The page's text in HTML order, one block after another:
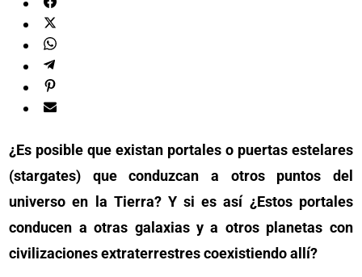
¿Es posible que existan portales o puertas estelares
(stargates) que conduzcan a otros puntos del
universo en la Tierra? Y si es así ¿Estos portales
conducen a otras galaxias y a otros planetas con
civilizaciones extraterrestres coexistiendo allí?